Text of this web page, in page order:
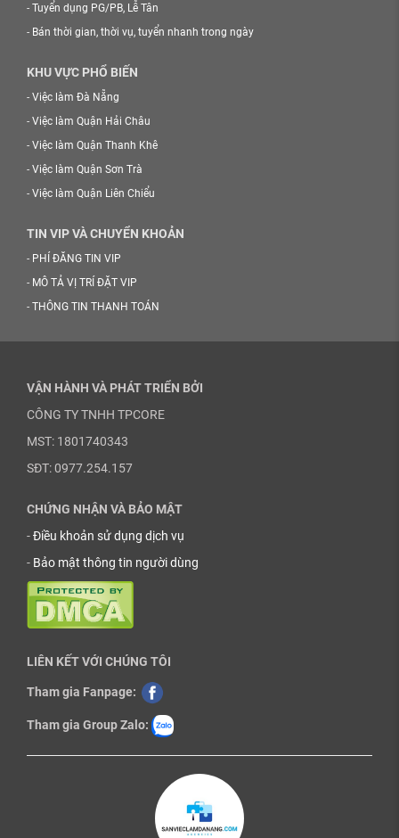
- Tuyển dụng PG/PB, Lễ Tân
- Bán thời gian, thời vụ, tuyển nhanh trong ngày
KHU VỰC PHỔ BIẾN
- Việc làm Đà Nẵng
- Việc làm Quận Hải Châu
- Việc làm Quận Thanh Khê
- Việc làm Quận Sơn Trà
- Việc làm Quận Liên Chiểu
TIN VIP VÀ CHUYỂN KHOẢN
- PHÍ ĐĂNG TIN VIP
- MÔ TẢ VỊ TRÍ ĐẶT VIP
- THÔNG TIN THANH TOÁN
VẬN HÀNH VÀ PHÁT TRIỂN BỞI
CÔNG TY TNHH TPCORE
MST: 1801740343
SĐT: 0977.254.157
CHỨNG NHẬN VÀ BẢO MẬT
-Điều khoản sử dụng dịch vụ
- Bảo mật thông tin người dùng
LIÊN KẾT VỚI CHÚNG TÔI
Tham gia Fanpage:
Tham gia Group Zalo: